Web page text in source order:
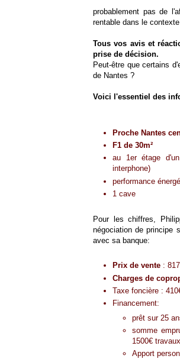
probablement pas de
rentable dans le
Tous vos avis et
prise de décision.
Peut-être que certains
de Nantes ?
Voici l'essentiel des
Proche Nantes
F1 de 30m²
au 1er étage
interphone)
performance
1 cave
Pour les chiffres,
négociation de principe
avec sa banque:
Prix de vente :
Charges de
Taxe foncière :
Financement:
prêt sur 25
somme
1500€
Apport